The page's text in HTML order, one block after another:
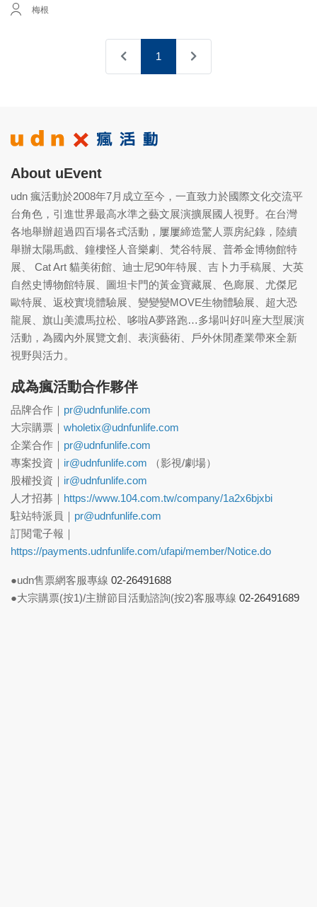
梅根
1
About uEvent
udn 瘋活動於2008年7月成立至今，一直致力於國際文化交流平
台角色，引進世界最高水準之藝文展演擴展國人視野。在台灣
各地舉辦超過四百場各式活動，屢屢締造驚人票房紀錄，陸續
舉辦太陽馬戲、鐘樓怪人音樂劇、梵谷特展、普希金博物館特
展、 Cat Art 貓美術館、迪士尼90年特展、吉卜力手稿展、大英
自然史博物館特展、圖坦卡門的黃金寶藏展、色廊展、尤傑尼
歐特展、返校實境體驗展、變變變MOVE生物體驗展、超大恐
龍展、旗山美濃馬拉松、哆啦A夢路跑…多場叫好叫座大型展演
活動，為國內外展覽文創、表演藝術、戶外休閒產業帶來全新
視野與活力。
成為瘋活動合作夥伴
品牌合作｜ pr@udnfunlife.com
大宗購票｜ wholetix@udnfunlife.com
企業合作｜ pr@udnfunlife.com
專案投資｜ ir@udnfunlife.com （影視/劇場）
股權投資｜ ir@udnfunlife.com
人才招募｜
https://www.104.com.tw/company/1a2x6bjxbi
駐站特派員｜ pr@udnfunlife.com
訂閱電子報｜
https://payments.udnfunlife.com/ufapi/member/Notice.do
●udn售票網客服專線 02-26491688
●大宗購票(按1)/主辦節目活動諮詢(按2)客服專線 02-26491689